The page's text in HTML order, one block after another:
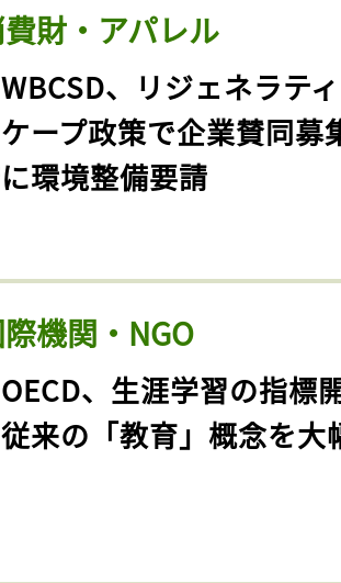
財・アパレル
WBCSD、リジェネラテ
ープ政策で企業賛同募
環境整備要請
機関・NGO
OECD、生涯学習の指標
来の「教育」概念を大